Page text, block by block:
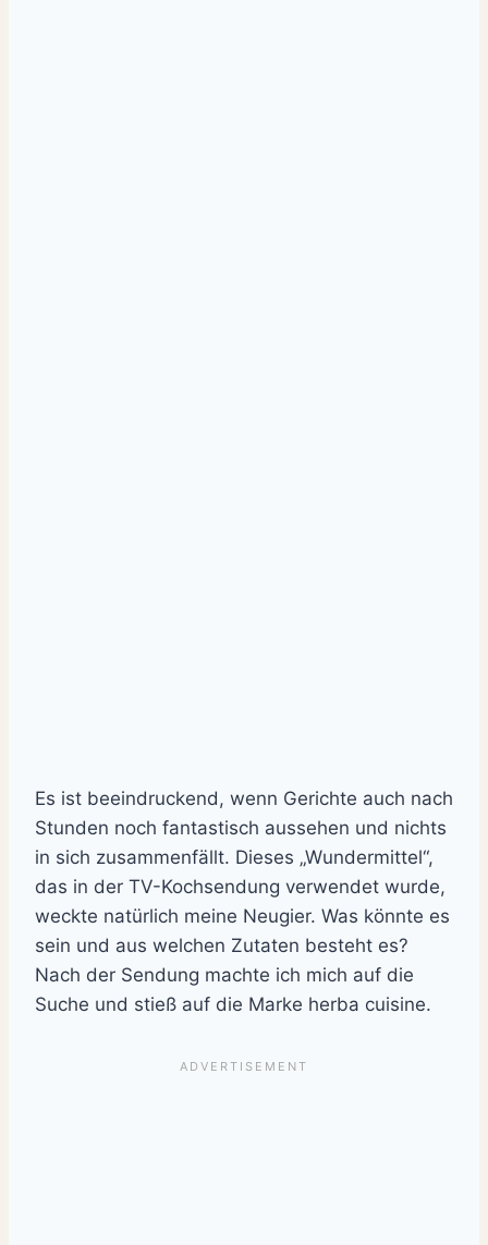
Es ist beeindruckend, wenn Gerichte auch nach
Stunden noch fantastisch aussehen und nichts
in sich zusammenfällt. Dieses „Wundermittel“,
das in der TV-Kochsendung verwendet wurde,
weckte natürlich meine Neugier. Was könnte es
sein und aus welchen Zutaten besteht es?
Nach der Sendung machte ich mich auf die
Suche und stieß auf die Marke herba cuisine.